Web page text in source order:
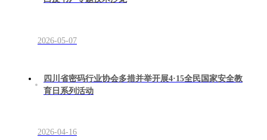
2026-05-07
四川省密码行业协会多措并举开展4·15全民国家安全教
育日系列活动
2026-04-16